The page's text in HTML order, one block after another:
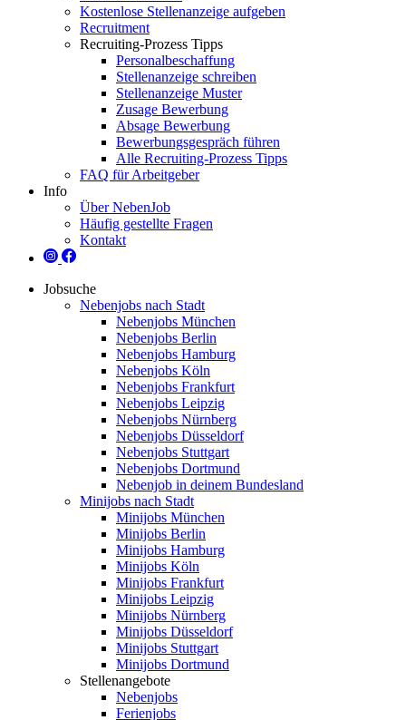
Kostenlose Stellenanzeige aufgeben
Recruitment
Recruiting-Prozess Tipps
Personalbeschaffung
Stellenanzeige schreiben
Stellenanzeige Muster
Zusage Bewerbung
Absage Bewerbung
Bewerbungsgespräch führen
Alle Recruiting-Prozess Tipps
FAQ für Arbeitgeber
Info
Über NebenJob
Häufig gestellte Fragen
Kontakt
Jobsuche
Nebenjobs nach Stadt
Nebenjobs München
Nebenjobs Berlin
Nebenjobs Hamburg
Nebenjobs Köln
Nebenjobs Frankfurt
Nebenjobs Leipzig
Nebenjobs Nürnberg
Nebenjobs Düsseldorf
Nebenjobs Stuttgart
Nebenjobs Dortmund
Nebenjob in deinem Bundesland
Minijobs nach Stadt
Minijobs München
Minijobs Berlin
Minijobs Hamburg
Minijobs Köln
Minijobs Frankfurt
Minijobs Leipzig
Minijobs Nürnberg
Minijobs Düsseldorf
Minijobs Stuttgart
Minijobs Dortmund
Stellenangebote
Nebenjobs
Ferienjobs